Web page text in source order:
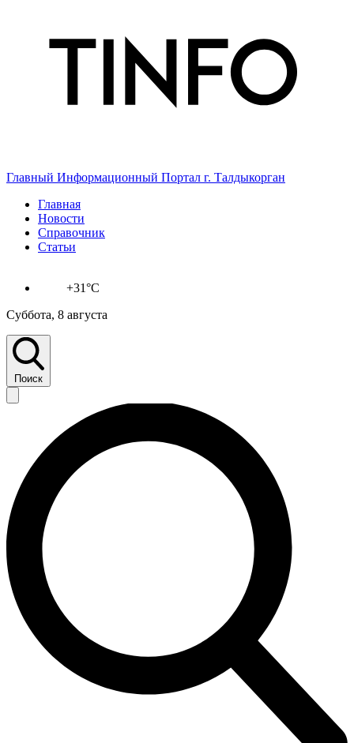
Главный Информационный Портал г. Талдыкорган
Главная
Новости
Справочник
Статьи
+31°C
Суббота, 8 августа
Поиск